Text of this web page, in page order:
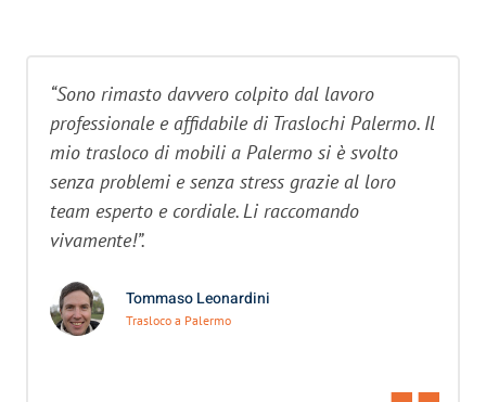
“Sono rimasto davvero colpito dal lavoro
professionale e affidabile di Traslochi Palermo. Il
mio trasloco di mobili a Palermo si è svolto
senza problemi e senza stress grazie al loro
team esperto e cordiale. Li raccomando
vivamente!”.
Tommaso Leonardini
Trasloco a Palermo